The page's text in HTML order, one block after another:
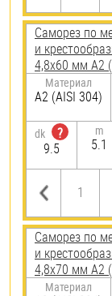
Саморез по
и
4,8х60 мм А2
Материал
А2 (AISI 304)
dk
?
9.5
m
5.1
Саморез по
и
4,8х70 мм А2
Материал